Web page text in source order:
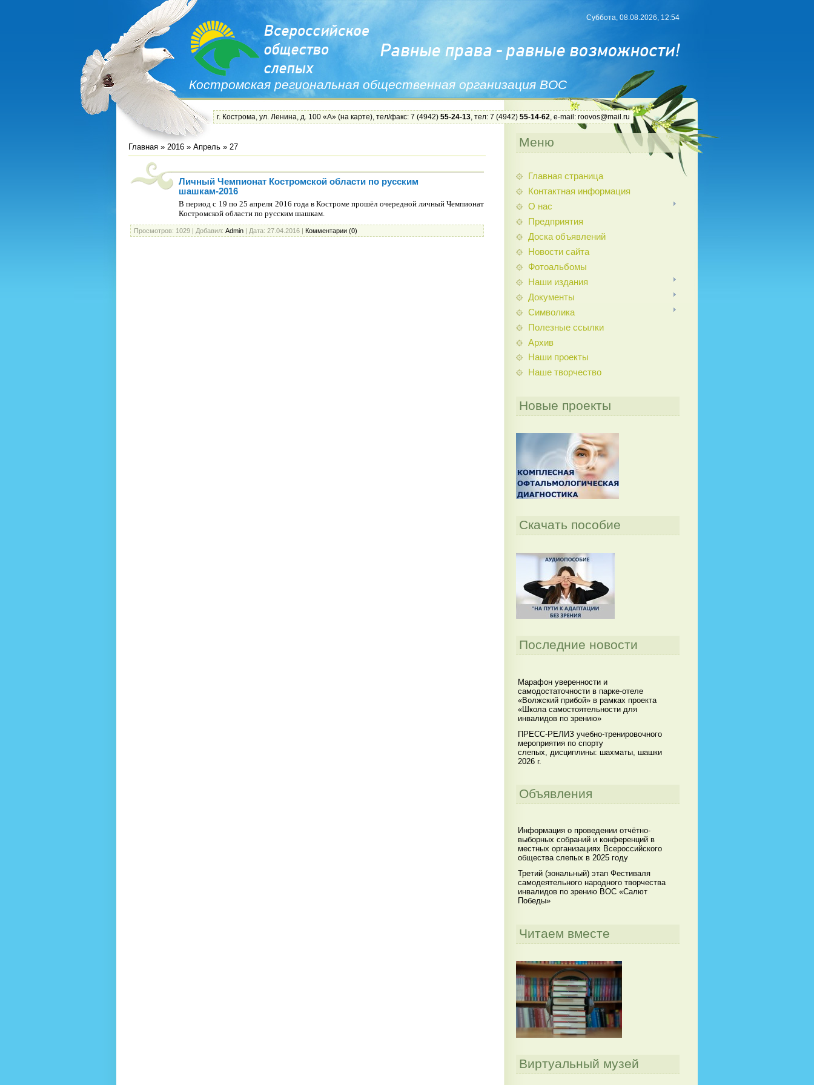
Костромская региональная общественная организация ВОС
Суббота, 08.08.2026, 12:54
г. Кострома, ул. Ленина, д. 100 «А» (на карте), тел/факс: 7 (4942) 55-24-13, тел: 7 (4942) 55-14-62, e-mail: roovos@mail.ru
Главная » 2016 » Апрель » 27
Личный Чемпионат Костромской области по русским
шашкам-2016
В период с 19 по 25 апреля 2016 года в Костроме прошёл очередной личный Чемпионат
Костромской области по русским шашкам.
Просмотров: 1029 Добавил: Admin Дата: 27.04.2016 Комментарии (0)
Меню
Главная страница
Контактная информация
О нас
Предприятия
Доска объявлений
Новости сайта
Фотоальбомы
Наши издания
Документы
Символика
Полезные ссылки
Архив
Наши проекты
Наше творчество
Новые проекты
Скачать пособие
Последние новости
Марафон уверенности и
самодостаточности в парке-отеле
«Волжский прибой» в рамках проекта
«Школа самостоятельности для
инвалидов по зрению»
ПРЕСС-РЕЛИЗ учебно-тренировочного
мероприятия по спорту
слепых, дисциплины: шахматы, шашки
2026 г.
Объявления
Информация о проведении отчётно-
выборных собраний и конференций в
местных организациях Всероссийского
общества слепых в 2025 году
Третий (зональный) этап Фестиваля
самодеятельного народного творчества
инвалидов по зрению ВОС «Салют
Победы»
Читаем вместе
Виртуальный музей